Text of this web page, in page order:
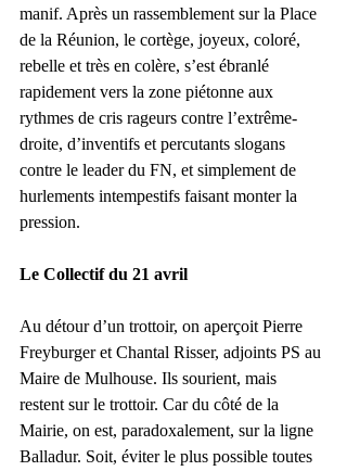
manif. Après un rassemblement sur la Place
de la Réunion, le cortège, joyeux, coloré,
rebelle et très en colère, s’est ébranlé
rapidement vers la zone piétonne aux
rythmes de cris rageurs contre l’extrême-
droite, d’inventifs et percutants slogans
contre le leader du FN, et simplement de
hurlements intempestifs faisant monter la
pression.
Le Collectif du 21 avril
Au détour d’un trottoir, on aperçoit Pierre
Freyburger et Chantal Risser, adjoints PS au
Maire de Mulhouse. Ils sourient, mais
restent sur le trottoir. Car du côté de la
Mairie, on est, paradoxalement, sur la ligne
Balladur. Soit, éviter le plus possible toutes